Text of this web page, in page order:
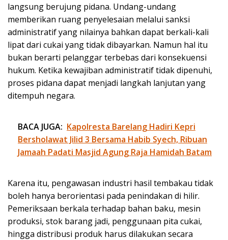
langsung berujung pidana. Undang-undang
memberikan ruang penyelesaian melalui sanksi
administratif yang nilainya bahkan dapat berkali-kali
lipat dari cukai yang tidak dibayarkan. Namun hal itu
bukan berarti pelanggar terbebas dari konsekuensi
hukum. Ketika kewajiban administratif tidak dipenuhi,
proses pidana dapat menjadi langkah lanjutan yang
ditempuh negara.
BACA JUGA: Kapolresta Barelang Hadiri Kepri
Bersholawat Jilid 3 Bersama Habib Syech, Ribuan
Jamaah Padati Masjid Agung Raja Hamidah Batam
Karena itu, pengawasan industri hasil tembakau tidak
boleh hanya berorientasi pada penindakan di hilir.
Pemeriksaan berkala terhadap bahan baku, mesin
produksi, stok barang jadi, penggunaan pita cukai,
hingga distribusi produk harus dilakukan secara